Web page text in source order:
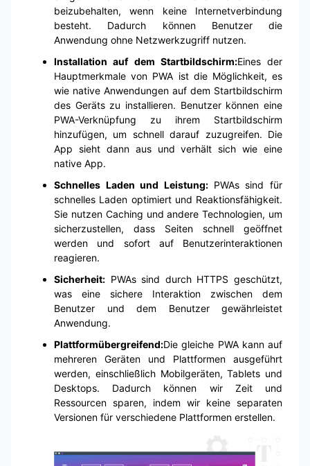
beizubehalten, wenn keine Internetverbindung
besteht. Dadurch können Benutzer die
Anwendung ohne Netzwerkzugriff nutzen.
Installation auf dem Startbildschirm:Eines der
Hauptmerkmale von PWA ist die Möglichkeit, es
wie native Anwendungen auf dem Startbildschirm
des Geräts zu installieren. Benutzer können eine
PWA-Verknüpfung zu ihrem Startbildschirm
hinzufügen, um schnell darauf zuzugreifen. Die
App sieht dann aus und verhält sich wie eine
native App.
Schnelles Laden und Leistung: PWAs sind für
schnelles Laden optimiert und Reaktionsfähigkeit.
Sie nutzen Caching und andere Technologien, um
sicherzustellen, dass Seiten schnell geöffnet
werden und sofort auf Benutzerinteraktionen
reagieren.
Sicherheit: PWAs sind durch HTTPS geschützt,
was eine sichere Interaktion zwischen dem
Benutzer und dem Benutzer gewährleistet
Anwendung.
Plattformübergreifend:Die gleiche PWA kann auf
mehreren Geräten und Plattformen ausgeführt
werden, einschließlich Mobilgeräten, Tablets und
Desktops. Dadurch können wir Zeit und
Ressourcen sparen, indem wir keine separaten
Versionen für verschiedene Plattformen erstellen.